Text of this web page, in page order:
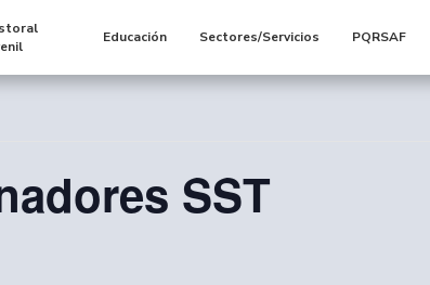
Educación Sectores/Servicios PQRSAF
SST